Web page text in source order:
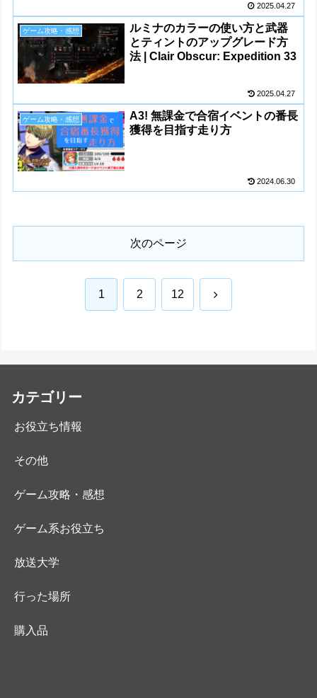
2025.04.27
ゲーム攻略・感想
ルミナのカラーの使い方と武器
とティントのアップグレード方
法 | Clair Obscur: Expedition 33
2025.04.27
ゲーム攻略・感想
A3! 無課金で合宿イベントの番長
獲得を目指す走り方
2024.06.30
次のページ
1 2 12 次
カテゴリー
お役立ち情報
その他
ゲーム攻略・感想
ゲーム系お役立ち
放送大学
行った場所
購入品